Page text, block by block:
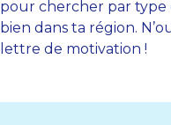
pour chercher par type
bien dans ta région.
lettre de motivation !